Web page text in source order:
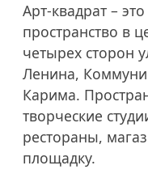
Арт-квадрат –
пространство в
четырех сторон
Ленина,
Карима.
творческие
рестораны,
площадку.